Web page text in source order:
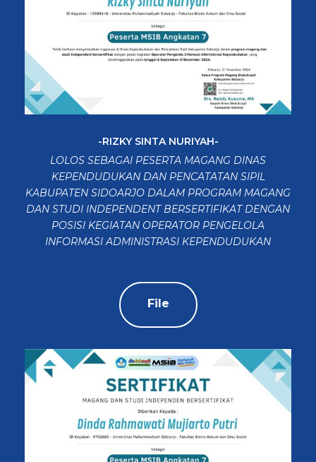
-RIZKY SINTA NURIYAH-
LOLOS SEBAGAI PESERTA MAGANG DINAS
KEPENDUDUKAN DAN PENCATATAN SIPIL
KABUPATEN SIDOARJO DALAM PROGRAM MAGANG
DAN STUDI INDEPENDENT BERSERTIFIKAT DENGAN
POSISI KEGIATAN OPERATOR PENGELOLA
INFORMASI ADMINISTRASI KEPENDUDUKAN
File